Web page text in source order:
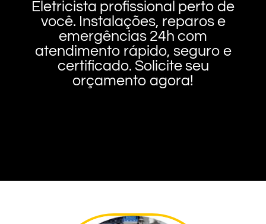
Eletricista profissional perto de
você. Instalações, reparos e
emergências 24h com
atendimento rápido, seguro e
certificado. Solicite seu
orçamento agora!